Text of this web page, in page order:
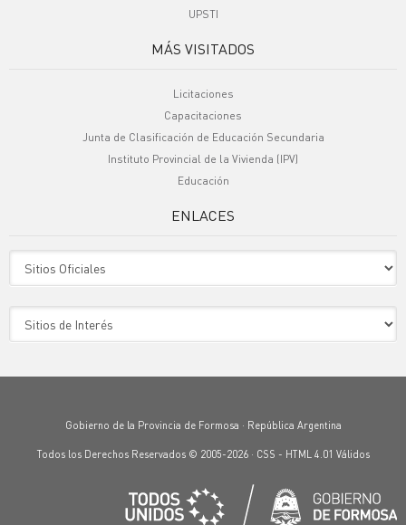
UPSTI
MÁS VISITADOS
Licitaciones
Capacitaciones
Junta de Clasificación de Educación Secundaria
Instituto Provincial de la Vivienda (IPV)
Educación
ENLACES
Gobierno de la Provincia de Formosa · República Argentina
Todos los Derechos Reservados © 2005-2026 · CSS - HTML 4.01 Válidos